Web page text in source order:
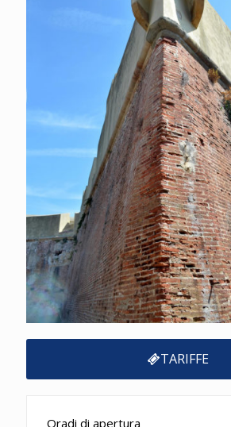
TARIFFE
Oradi di apertura